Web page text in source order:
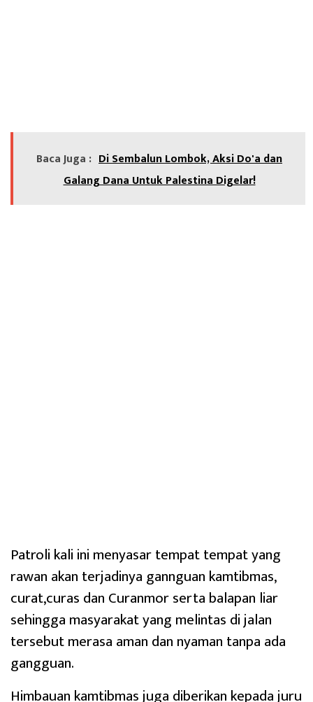
Baca Juga : Di Sembalun Lombok, Aksi Do'a dan
Galang Dana Untuk Palestina Digelar!
Patroli kali ini menyasar tempat tempat yang
rawan akan terjadinya gannguan kamtibmas,
curat,curas dan Curanmor serta balapan liar
sehingga masyarakat yang melintas di jalan
tersebut merasa aman dan nyaman tanpa ada
gangguan.
Himbauan kamtibmas juga diberikan kepada juru